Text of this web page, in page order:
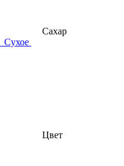
Сахар
Сухое
Цвет